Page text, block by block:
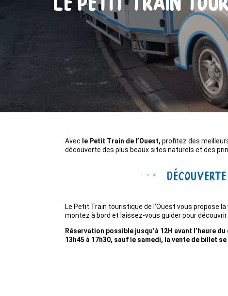
Avec le Petit Train de l’Ouest,profitez des
découverte des plus beaux sites naturels et des
Le Petit Train touristique de l’Ouest vous propose la
montez à bord et laissez-vous guider pour
Réservation possible jusqu’à 12H avant l’heure
13h45 à 17h30, sauf le samedi, la vente de billet